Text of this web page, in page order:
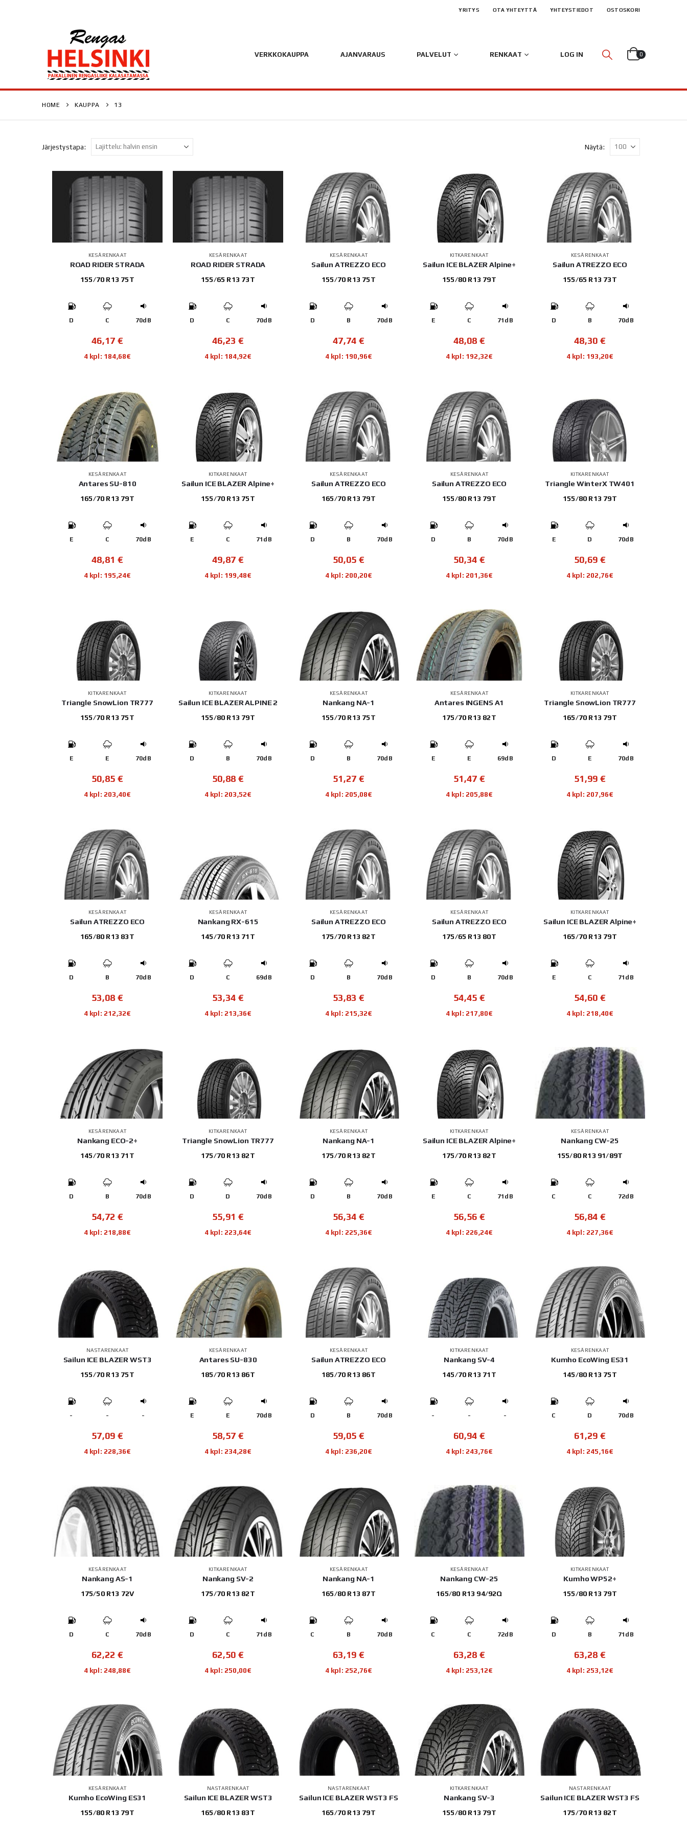
YRITYS OTA YHTEYTTÄ YHTEYSTIEDOT OSTOSKORI
VERKKOKAUPPA AJANVARAUS PALVELUT RENKAAT LOG IN 0
HOME KAUPPA 13
Järjestystapa: Näytä:
KESÄRENKAAT
ROAD RIDER STRADA
155/70 R13 75T
D C 70dB
46,17 €
4 kpl: 184,68€
KESÄRENKAAT
ROAD RIDER STRADA
155/65 R13 73T
D C 70dB
46,23 €
4 kpl: 184,92€
KESÄRENKAAT
Sailun ATREZZO ECO
155/70 R13 75T
D B 70dB
47,74 €
4 kpl: 190,96€
KITKARENKAAT
Sailun ICE BLAZER Alpine+
155/80 R13 79T
E C 71dB
48,08 €
4 kpl: 192,32€
KESÄRENKAAT
Sailun ATREZZO ECO
155/65 R13 73T
D B 70dB
48,30 €
4 kpl: 193,20€
KESÄRENKAAT
Antares SU-810
165/70 R13 79T
E C 70dB
48,81 €
4 kpl: 195,24€
KITKARENKAAT
Sailun ICE BLAZER Alpine+
155/70 R13 75T
E C 71dB
49,87 €
4 kpl: 199,48€
KESÄRENKAAT
Sailun ATREZZO ECO
165/70 R13 79T
D B 70dB
50,05 €
4 kpl: 200,20€
KESÄRENKAAT
Sailun ATREZZO ECO
155/80 R13 79T
D B 70dB
50,34 €
4 kpl: 201,36€
KITKARENKAAT
Triangle WinterX TW401
155/80 R13 79T
E D 70dB
50,69 €
4 kpl: 202,76€
KITKARENKAAT
Triangle SnowLion TR777
155/70 R13 75T
E E 70dB
50,85 €
4 kpl: 203,40€
KITKARENKAAT
Sailun ICE BLAZER ALPINE 2
155/80 R13 79T
D B 70dB
50,88 €
4 kpl: 203,52€
KESÄRENKAAT
Nankang NA-1
155/70 R13 75T
D B 70dB
51,27 €
4 kpl: 205,08€
KESÄRENKAAT
Antares INGENS A1
175/70 R13 82T
E E 69dB
51,47 €
4 kpl: 205,88€
KITKARENKAAT
Triangle SnowLion TR777
165/70 R13 79T
D E 70dB
51,99 €
4 kpl: 207,96€
KESÄRENKAAT
Sailun ATREZZO ECO
165/80 R13 83T
D B 70dB
53,08 €
4 kpl: 212,32€
KESÄRENKAAT
Nankang RX-615
145/70 R13 71T
D C 69dB
53,34 €
4 kpl: 213,36€
KESÄRENKAAT
Sailun ATREZZO ECO
175/70 R13 82T
D B 70dB
53,83 €
4 kpl: 215,32€
KESÄRENKAAT
Sailun ATREZZO ECO
175/65 R13 80T
D B 70dB
54,45 €
4 kpl: 217,80€
KITKARENKAAT
Sailun ICE BLAZER Alpine+
165/70 R13 79T
E C 71dB
54,60 €
4 kpl: 218,40€
KESÄRENKAAT
Nankang ECO-2+
145/70 R13 71T
D B 70dB
54,72 €
4 kpl: 218,88€
KITKARENKAAT
Triangle SnowLion TR777
175/70 R13 82T
D D 70dB
55,91 €
4 kpl: 223,64€
KESÄRENKAAT
Nankang NA-1
175/70 R13 82T
D B 70dB
56,34 €
4 kpl: 225,36€
KITKARENKAAT
Sailun ICE BLAZER Alpine+
175/70 R13 82T
E C 71dB
56,56 €
4 kpl: 226,24€
KESÄRENKAAT
Nankang CW-25
155/80 R13 91/89T
C C 72dB
56,84 €
4 kpl: 227,36€
NASTARENKAAT
Sailun ICE BLAZER WST3
155/70 R13 75T
- - -
57,09 €
4 kpl: 228,36€
KESÄRENKAAT
Antares SU-830
185/70 R13 86T
E E 70dB
58,57 €
4 kpl: 234,28€
KESÄRENKAAT
Sailun ATREZZO ECO
185/70 R13 86T
D B 70dB
59,05 €
4 kpl: 236,20€
KITKARENKAAT
Nankang SV-4
145/70 R13 71T
- - -
60,94 €
4 kpl: 243,76€
KESÄRENKAAT
Kumho EcoWing ES31
145/80 R13 75T
C D 70dB
61,29 €
4 kpl: 245,16€
KESÄRENKAAT
Nankang AS-1
175/50 R13 72V
D C 70dB
62,22 €
4 kpl: 248,88€
KITKARENKAAT
Nankang SV-2
175/70 R13 82T
D C 71dB
62,50 €
4 kpl: 250,00€
KESÄRENKAAT
Nankang NA-1
165/80 R13 87T
C B 70dB
63,19 €
4 kpl: 252,76€
KESÄRENKAAT
Nankang CW-25
165/80 R13 94/92Q
C C 72dB
63,28 €
4 kpl: 253,12€
KITKARENKAAT
Kumho WP52+
155/80 R13 79T
D B 71dB
63,28 €
4 kpl: 253,12€
KESÄRENKAAT
Kumho EcoWing ES31
155/80 R13 79T
NASTARENKAAT
Sailun ICE BLAZER WST3
165/80 R13 83T
NASTARENKAAT
Sailun ICE BLAZER WST3 FS
165/70 R13 79T
KITKARENKAAT
Nankang SV-3
155/80 R13 79T
NASTARENKAAT
Sailun ICE BLAZER WST3 FS
175/70 R13 82T